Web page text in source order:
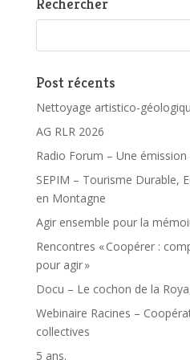
Post récents
Nettoyage artistico-
AG RLR 2026
Radio Forum – Une émission
SEPIM – Tourisme Durable,
en Montagne
Agir ensemble pour la
Rencontres « Coopérer :
pour agir »
Docu – Le cochon de la
Webinaire Racines –
collectives
5 ans.